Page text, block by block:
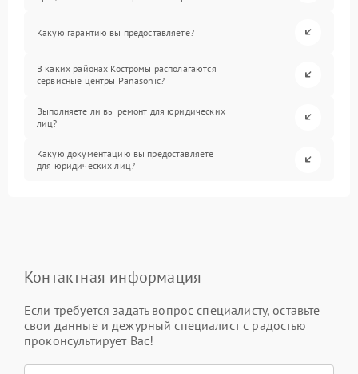
Какую гарантию вы предоставляете?
В каких районах Костромы располагаются
сервисные центры Panasonic?
Выполняете ли вы ремонт для юридических
лиц?
Какую документацию вы предоставляете
для юридических лиц?
Контактная информация
Если требуется задать вопрос специалисту, оставьте
свои данные и дежурный специалист с радостью
проконсультирует Вас!